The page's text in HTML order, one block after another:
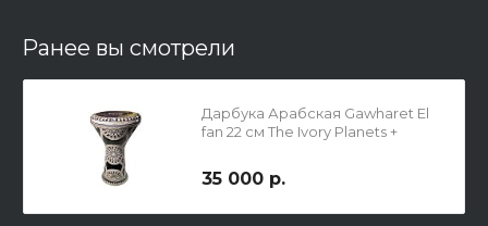
Ранее вы смотрели
Дарбука Арабская Gawharet El
fan 22 см The Ivory Planets +
35 000 р.